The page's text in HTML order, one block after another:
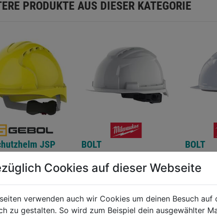
PRODUKTE AUS DIESER KATEGORIE
JSP
BOLT
belüftet
0.0
von
5
35,99€
BOLT
0.0
von
5
35,99€
Cookies auf dieser Webseite
verwenden auch wir Cookies um deinen Besuch auf
zu gestalten. So wird zum Beispiel dein ausgewählter